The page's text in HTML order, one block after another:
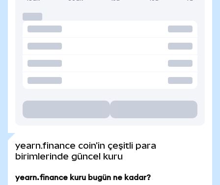
yearn.finance coin'in çeşitli para
birimlerinde güncel kuru
yearn.finance kuru bugün ne kadar?